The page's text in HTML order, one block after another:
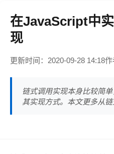
在JavaScript中
现
更新时间：2020-09-28 14:18作
链式调用实现本身比较简
其实现方式。本文更多从